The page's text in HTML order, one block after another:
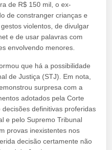
de R$ 150 mil, o ex-
de constranger crianças e
violentos, de divulgar
e de usar palavras com
envolvendo menores.
que há a possibilidade
de Justiça (STJ). Em nota,
surpresa com a
adotados pela Corte
definitivas proferidas
e pelo Supremo Tribunal
provas inexistentes nos
decisão certamente não